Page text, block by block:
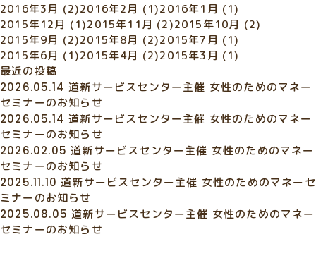
2016年3月 (2)2016年2月 (1)2016年1月 (1)
2015年12月 (1)2015年11月 (2)2015年10月 (2)
2015年9月 (2)2015年8月 (2)2015年7月 (1)
2015年6月 (1)2015年4月 (2)2015年3月 (1)
最近の投稿
2026.05.14道新サービスセンター主催 女性のためのマネー
セミナーのお知らせ
2026.05.14道新サービスセンター主催 女性のためのマネー
セミナーのお知らせ
2026.02.05道新サービスセンター主催 女性のためのマネー
セミナーのお知らせ
2025.11.10道新サービスセンター主催 女性のためのマネーセ
ミナーのお知らせ
2025.08.05道新サービスセンター主催 女性のためのマネー
セミナーのお知らせ